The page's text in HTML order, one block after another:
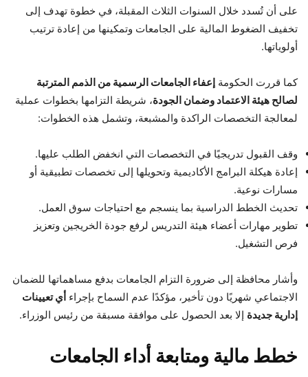
على أن تُسدد خلال السنوات الثلاث المقبلة، في خطوة تهدف إلى
تخفيف الضغوط المالية على الجامعات وتمكينها من إعادة ترتيب
أولوياتها.
كما قررت الحكومة إعفاء الجامعات الرسمية من الذمم المترتبة
لصالح هيئة الاعتماد وضمان الجودة، شريطة التزامها بخطوات عملية
لمعالجة التخصصات الراكدة والمشبعة، وتشمل هذه الخطوات:
وقف القبول تدريجيًا في التخصصات التي انخفض الطلب عليها.
إعادة هيكلة البرامج الأكاديمية وتحويلها إلى تخصصات تطبيقية أو
مسارات نوعية.
تحديث الخطط الدراسية بما ينسجم مع احتياجات سوق العمل.
تطوير مهارات أعضاء هيئة التدريس لرفع جودة الخريجين وتعزيز
فرص التشغيل.
وأشار محافظة إلى ضرورة التزام الجامعات بدفع مساهماتها للضمان
الاجتماعي شهريًا دون تأخير، مؤكدًا عدم السماح بإجراء أي تعيينات
إدارية جديدة إلا بعد الحصول على موافقة مسبقة من رئيس الوزراء.
خطط مالية ومتابعة أداء الجامعات